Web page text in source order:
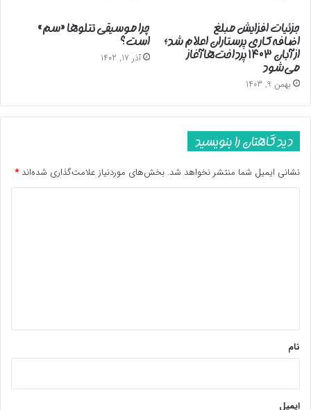
جزئیات افزایش مبلغ
اضافه‌کاری پرستاران اعلام شد؛
از آبان ۱۴۰۳ پرداخت‌ها آغاز
می‌شود
بهمن 9, 1403
چرا موسیقی تتلوها «سم»
است؟
آذر 17, 1402
دیدگاهتان را بنویسید
نشانی ایمیل شما منتشر نخواهد شد. بخش‌های موردنیاز علامت‌گذاری شده‌اند *
نام
ایمیل